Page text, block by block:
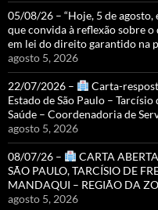
05/08/26 – “Hoje, 5 de agosto,
que convida à reflexão sobre
em lei do direito garantido na
agosto 5, 2026
22/07/2026 –
Carta-
Estado de São Paulo –
Saúde – Coordenadoria de
agosto 5, 2026
08/07/26 –
CARTA
SÃO PAULO, TARCÍSIO DE
MANDAQUI – REGIÃO DA
agosto 5, 2026